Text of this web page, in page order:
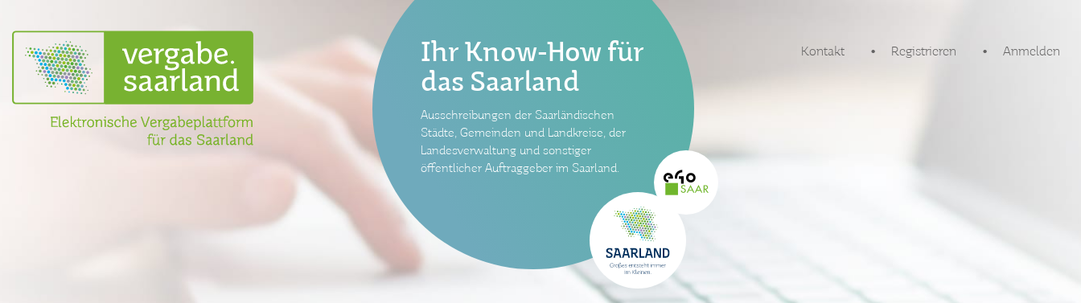
Ihr Know-How für
das Saarland
Ausschreibungen der Saarländischen
Städte, Gemeinden und Landkreise, der
Landesverwaltung und sonstiger
öffentlicher Auftraggeber im Saarland.
Kontakt Registrieren Anmelden